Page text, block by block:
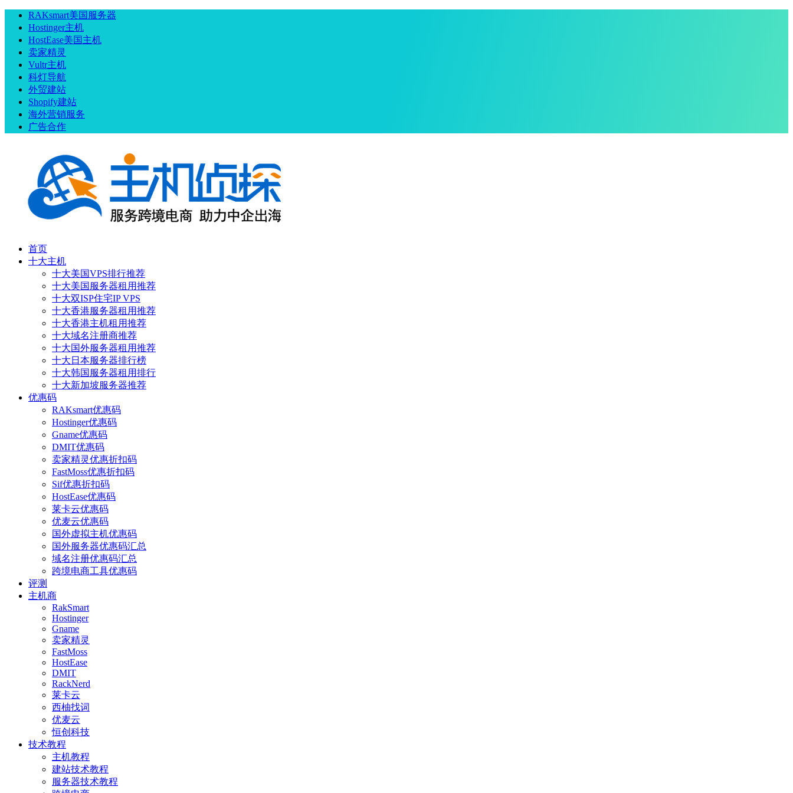
RAKsmart美国服务器
Hostinger主机
HostEase美国主机
卖家精灵
Vultr主机
科灯导航
外贸建站
Shopify建站
海外营销服务
广告合作
首页
十大主机
十大美国VPS排行推荐
十大美国服务器租用推荐
十大双ISP住宅IP VPS
十大香港服务器租用推荐
十大香港主机租用推荐
十大域名注册商推荐
十大国外服务器租用推荐
十大日本服务器排行榜
十大韩国服务器租用排行
十大新加坡服务器推荐
优惠码
RAKsmart优惠码
Hostinger优惠码
Gname优惠码
DMIT优惠码
卖家精灵优惠折扣码
FastMoss优惠折扣码
Sif优惠折扣码
HostEase优惠码
莱卡云优惠码
优麦云优惠码
国外虚拟主机优惠码
国外服务器优惠码汇总
域名注册优惠码汇总
跨境电商工具优惠码
评测
主机商
RakSmart
Hostinger
Gname
卖家精灵
FastMoss
HostEase
DMIT
RackNerd
莱卡云
西柚找词
优麦云
恒创科技
技术教程
主机教程
建站技术教程
服务器技术教程